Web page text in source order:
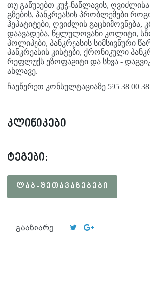
თუ გაწუხებთ კუჭ-ნაწლავის,
გზების, პანკრეასის პრობლემები
ჰეპატიტები, ღვიძლის გაცხიმოვნება,
დაავადება, წყლულოვანი კოლიტი,
პოლიპები, პანკრეასის სიმსივნური
პანკრეასის კისტები, ქრონიკული
რეფლუქს ეზოფაგიტი და სხვა -
ახლავე.
ჩაეწერეთ კონსულტაციაზე 595 38 00 38
კლინიკები
ტეგები:
ᲚᲐᲑ-ᲨᲔᲗᲐᲕᲐᲖᲔᲑᲔᲑᲘ
გააზიარე: